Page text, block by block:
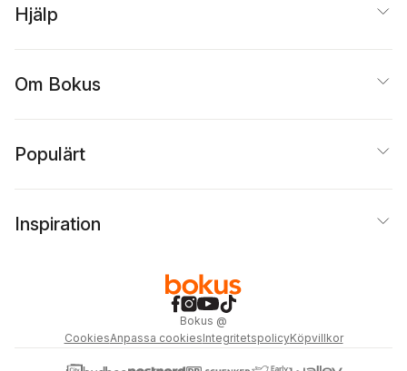
Hjälp
Om Bokus
Populärt
Inspiration
Bokus @
CookiesAnpassa cookiesIntegritetspolicyKöpvillkor